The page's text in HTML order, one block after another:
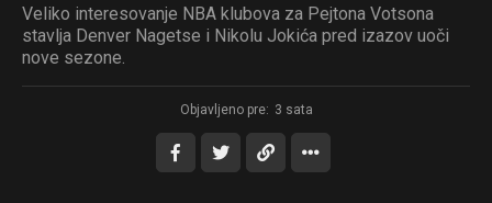
Veliko interesovanje NBA klubova za Pejtona Votsona
stavlja Denver Nagetse i Nikolu Jokića pred izazov uoči
nove sezone.
Objavljeno pre: 3 sata